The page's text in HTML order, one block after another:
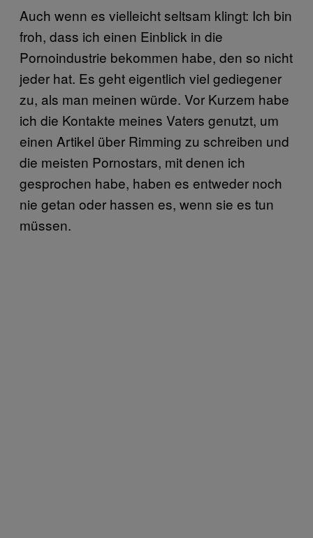
Auch wenn es vielleicht seltsam klingt: Ich bin
froh, dass ich einen Einblick in die
Pornoindustrie bekommen habe, den so nicht
jeder hat. Es geht eigentlich viel gediegener
zu, als man meinen würde. Vor Kurzem habe
ich die Kontakte meines Vaters genutzt, um
einen Artikel über Rimming zu schreiben und
die meisten Pornostars, mit denen ich
gesprochen habe, haben es entweder noch
nie getan oder hassen es, wenn sie es tun
müssen.